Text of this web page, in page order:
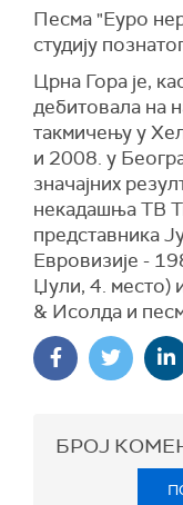
Песма "Еуро
студију
Црна Гора је,
дебитовала на
такмичењу у
и 2008. у
значајних
некадашња ТВ
представника
Евровизије -
Џули, 4. место)
& Исолда и
БРОЈ